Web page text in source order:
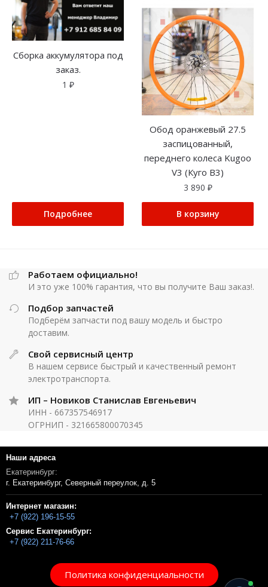
Сборка аккумулятора под
заказ.
1 ₽
Подробнее
Обод оранжевый 27.5
заспицованный,
переднего колеса Kugoo
V3 (Куго В3)
3 890 ₽
В корзину
Работаем официально!
И это уже 100% гарантия, что вы получите Ваш заказ!.
Подбор запчастей
Подберём запчасти под вашу модель и быстро
доставим.
Свой сервисный центр
В нашем сервисе быстрый и качественный ремонт
электротранспорта.
ИП – Новиков Станислав Евгеньевич
ИНН - 667357546917
ОГРНИП - 321665800070345
Наши адреса
Екатеринбург:
г. Екатеринбург, Северный переулок, д. 5
Интернет магазин:
+7 (922) 196-15-55
Сервис Екатеринбург:
+7 (922) 211-76-66
Политика конфиденциальности